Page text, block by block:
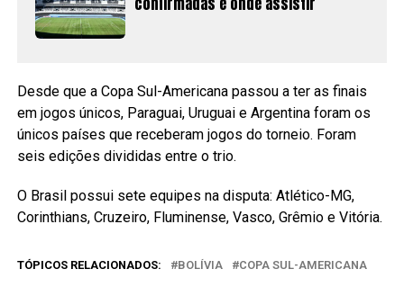
Desde que a Copa Sul-Americana passou a ter as finais
em jogos únicos, Paraguai, Uruguai e Argentina foram os
únicos países que receberam jogos do torneio. Foram
seis edições divididas entre o trio.
O Brasil possui sete equipes na disputa: Atlético-MG,
Corinthians, Cruzeiro, Fluminense, Vasco, Grêmio e Vitória.
TÓPICOS RELACIONADOS: BOLÍVIA COPA SUL-AMERICANA